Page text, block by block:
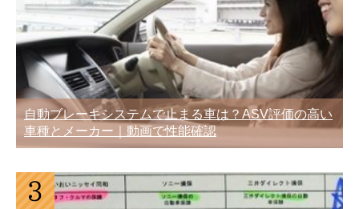
自動ブレーキシステムで止まる車は？ASV評価の高い
車種とメーカー｜動画で性能確認